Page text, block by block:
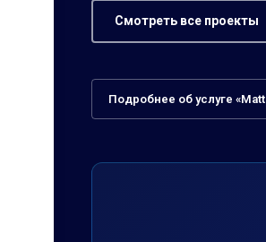
Смотреть все проекты
Подробнее об услуге